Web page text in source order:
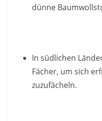
dünne
In südlichen
Fächer, um sich
zuzufächeln.